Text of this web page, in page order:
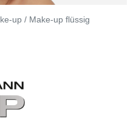
up / Make-up flüssig